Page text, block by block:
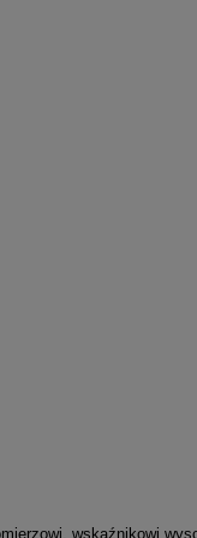
wskaźnikowi